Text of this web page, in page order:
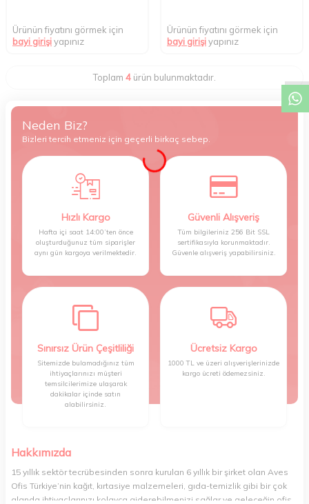
Ürünün fiyatını görmek için
bayi girişiyapınız
Ürünün fiyatını görmek için
bayi girişiyapınız
Toplam 4 ürün bulunmaktadır.
Neden Biz?
Bizleri tercih etmeniz için geçerli birkaç sebep.
Hızlı Kargo
Hafta içi saat 14:00’ten önce
oluşturduğunuz tüm siparişler
aynı gün kargoya verilmektedir.
Güvenli Alışveriş
Tüm bilgileriniz 256 Bit SSL
sertifikasıyla korunmaktadır.
Güvenle alışveriş yapabilirsiniz.
Sınırsız Ürün Çeşitliliği
Sitemizde bulamadığınız tüm
ihtiyaçlarınızı müşteri
temsilcilerimize ulaşarak
dakikalar içinde satın
alabilirsiniz.
Ücretsiz Kargo
1000 TL ve üzeri alışverişlerinizde
kargo ücreti ödemezsiniz.
Hakkımızda
15 yıllık sektör tecrübesinden sonra kurulan 6 yıllık bir şirket olan Aves
Ofis Türkiye’nin kağıt, kırtasiye malzemeleri, gıda-temizlik gibi bir çok
alanda ihtiyaçlarınızı kolayca giderebilmenizi sağlar ve geleceğin ofis